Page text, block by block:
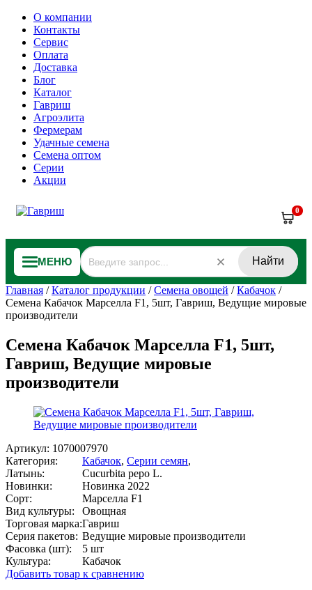
О компании
Контакты
Сервис
Оплата
Доставка
Блог
Каталог
Гавриш
Агроэлита
Фермерам
Удачные семена
Семена оптом
Серии
Акции
0
МЕНЮ Найти
Главная /Каталог продукции /Семена овощей /Кабачок /
Семена Кабачок Марселла F1, 5шт, Гавриш, Ведущие мировые
производители
Семена Кабачок Марселла F1, 5шт,
Гавриш, Ведущие мировые
производители
Артикул: 1070007970
Категория:
Кабачок, Серии семян,
Латынь:
Cucurbita pepo L.
Новинки:
Новинка 2022
Сорт:
Марселла F1
Вид культуры:
Овощная
Торговая марка:Гавриш
Серия пакетов: Ведущие мировые производители
Фасовка (шт):
5 шт
Культура:
Кабачок
Добавить товар к сравнению